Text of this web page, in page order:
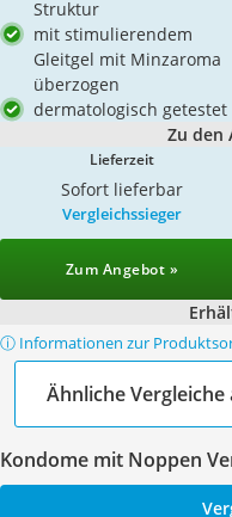
Struktur
mit stimulierendem
Gleitgel mit Minzaroma
überzogen
dermatologisch getestet
Zu den
Lieferzeit
Sofort lieferbar
Vergleichssieger
Zum Angebot »
ⓘ Informationen zur
Ähnliche Vergleiche
Kondome mit Noppen